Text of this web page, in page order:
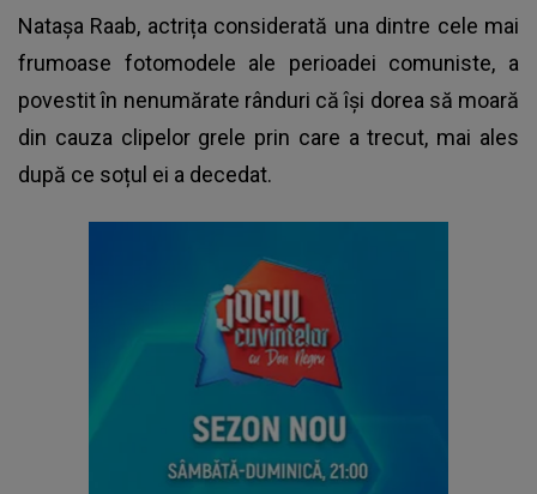
Natașa Raab, actrița considerată una dintre cele mai
frumoase fotomodele ale perioadei comuniste, a
povestit în nenumărate rânduri că își dorea să moară
din cauza clipelor grele prin care a trecut, mai ales
după ce soțul ei a decedat.